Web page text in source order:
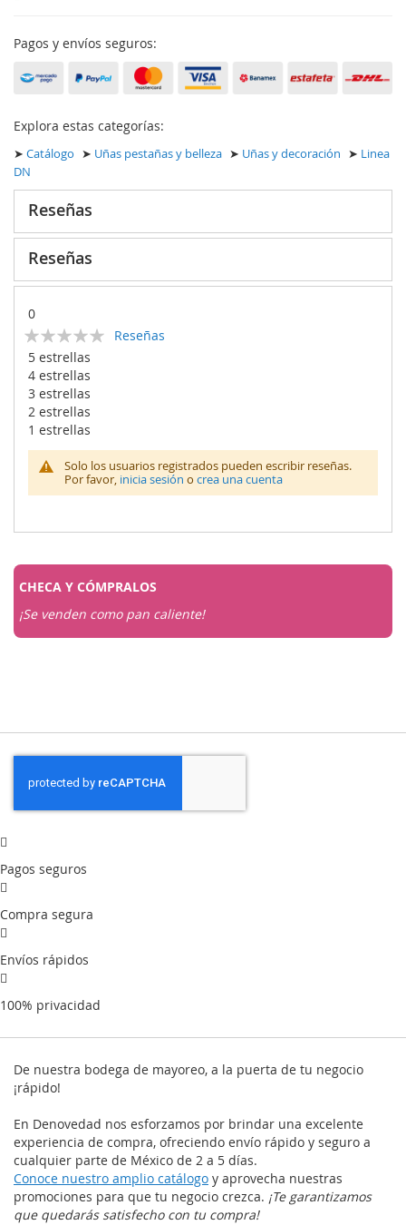
Pagos y envíos seguros:
Explora estas categorías:
➤ Catálogo ➤ Uñas pestañas y belleza ➤ Uñas y decoración ➤ Linea
DN
Reseñas
Reseñas
0
Calificación:
% of100
Reseñas
5 estrellas
4 estrellas
3 estrellas
2 estrellas
1 estrellas
Solo los usuarios registrados pueden escribir reseñas.
Por favor, inicia sesión o crea una cuenta
CHECA Y CÓMPRALOS
¡Se venden como pan caliente!
Pagos seguros
Compra segura
Envíos rápidos
100% privacidad
De nuestra bodega de mayoreo, a la puerta de tu negocio
¡rápido!
En Denovedad nos esforzamos por brindar una excelente
experiencia de compra, ofreciendo envío rápido y seguro a
cualquier parte de México de 2 a 5 días.
Conoce nuestro amplio catálogo y aprovecha nuestras
promociones para que tu negocio crezca. ¡Te garantizamos
que quedarás satisfecho con tu compra!